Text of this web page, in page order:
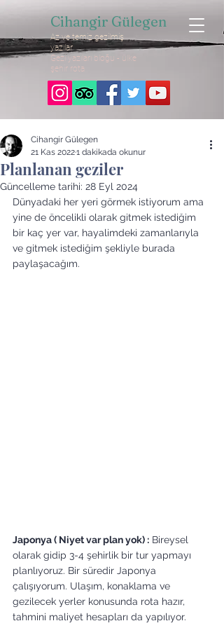
Cihangir Gülegen
Az ve temiz gezilmiş
yazılar
Gezi yazıları bloğu - ülke
şehir rota
Planlanan geziler
Cihangir Gülegen
21 Kas 20221 dakikada okunur
Güncelleme tarihi: 28 Eyl 2024
Dünyadaki her yeri görmek istiyorum ama
yine de öncelikli olarak gitmek istediğim
bir kaç yer var, hayalimdeki zamanlarıyla
ve gitmek istediğim şekliyle burada
paylaşacağım.
Japonya ( Niyet var plan yok) : Bireysel
olarak gidip 3-4 şehirlik bir tur yapmayı
planlıyoruz. Bir süredir Japonya
çalışıyorum. Ulaşım, konaklama ve
gezilecek yerler konusunda rota hazır,
tahmini maliyet hesapları da yapılıyor.